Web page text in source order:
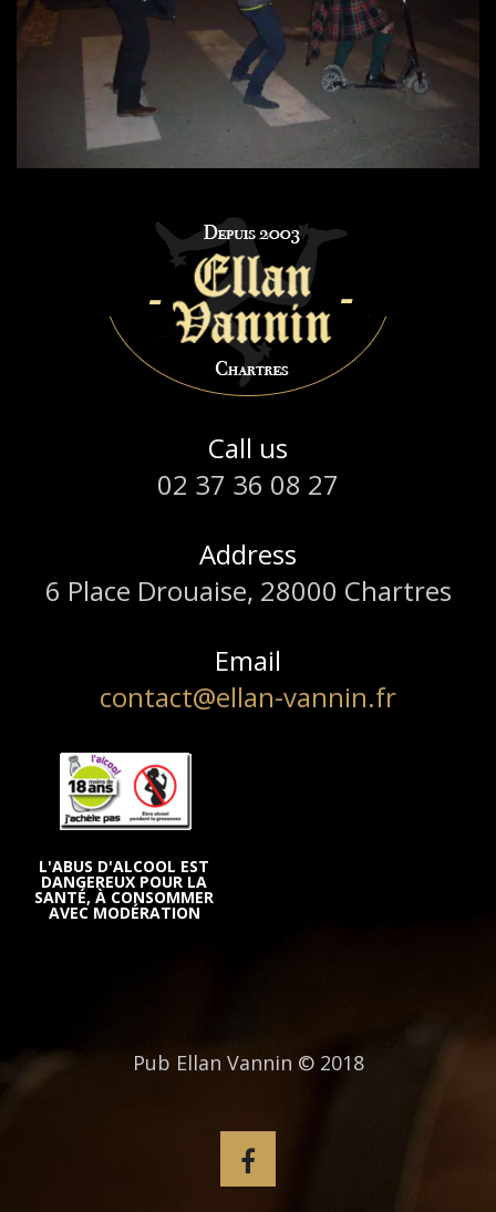
Call us
02 37 36 08 27
Address
6 Place Drouaise, 28000 Chartres
Email
contact@ellan-vannin.fr
L'ABUS D'ALCOOL EST
DANGEREUX POUR LA
SANTÉ, À CONSOMMER
AVEC MODÉRATION
Pub Ellan Vannin © 2018